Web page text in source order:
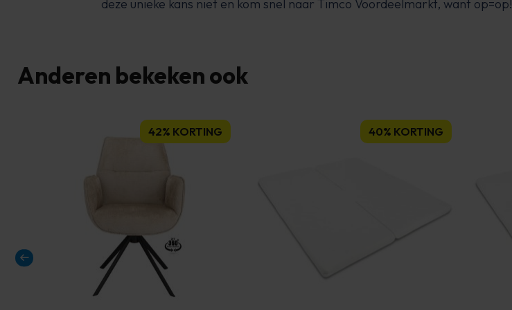
deze unieke kans niet en kom snel naar Timco Voordeelmarkt, want op=op!
Anderen bekeken ook
42% KORTING 40% KORTING